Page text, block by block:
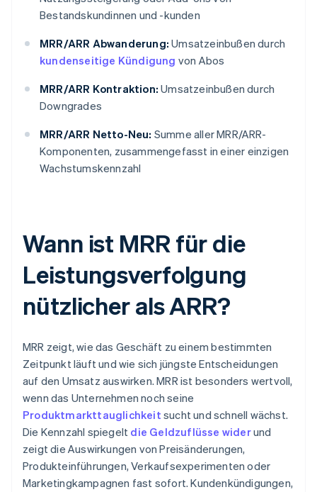
Bestandskundinnen und -kunden
MRR/ARR Abwanderung: Umsatzeinbußen durch
kundenseitige Kündigung von Abos
MRR/ARR Kontraktion: Umsatzeinbußen durch
Downgrades
MRR/ARR Netto-Neu: Summe aller MRR/ARR-
Komponenten, zusammengefasst in einer einzigen
Wachstumskennzahl
Wann ist MRR für die
Leistungsverfolgung
nützlicher als ARR?
MRR zeigt, wie das Geschäft zu einem bestimmten
Zeitpunkt läuft und wie sich jüngste Entscheidungen
auf den Umsatz auswirken. MRR ist besonders wertvoll,
wenn das Unternehmen noch seine
Produktmarkttauglichkeit sucht und schnell wächst.
Die Kennzahl spiegelt die Geldzuflüsse widerund
zeigt die Auswirkungen von Preisänderungen,
Produkteinführungen, Verkaufsexperimenten oder
Marketingkampagnen fast sofort. Kundenkündigungen,